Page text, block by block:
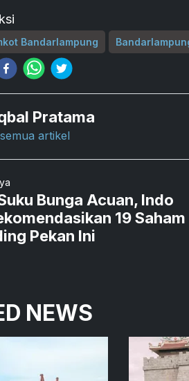
Bandarlampung
Pratama
artikel
Bunga Acuan, Indo
19 Saham
Pekan Ini
NEWS